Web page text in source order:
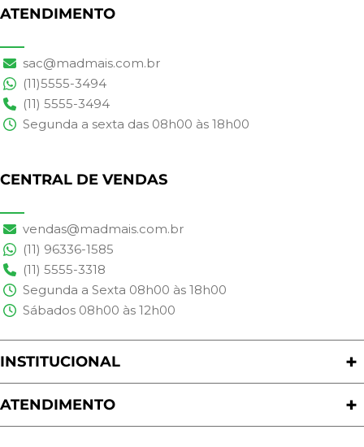
ATENDIMENTO
sac@madmais.com.br
(11)5555-3494
(11) 5555-3494
Segunda a sexta das 08h00 às 18h00
CENTRAL DE VENDAS
vendas@madmais.com.br
(11) 96336-1585
(11) 5555-3318
Segunda a Sexta 08h00 às 18h00
Sábados 08h00 às 12h00
INSTITUCIONAL
Quem Somos
Nossas Lojas
ATENDIMENTO
Política de Privacidade